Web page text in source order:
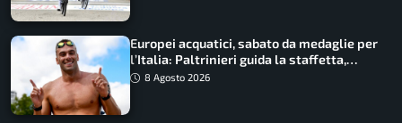
Europei acquatici, sabato da medaglie per
l’Italia: Paltrinieri guida la staffetta,
Barnabà sogna l’oro dalle grandi altezze
8 Agosto 2026